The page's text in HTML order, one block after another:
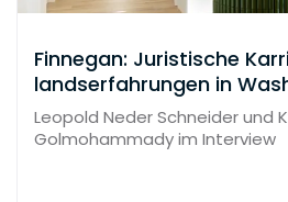
Finnegan: Juristische
landserfahrungen in
on
Leopold Neder Schneider und
Golmohammady im Interview